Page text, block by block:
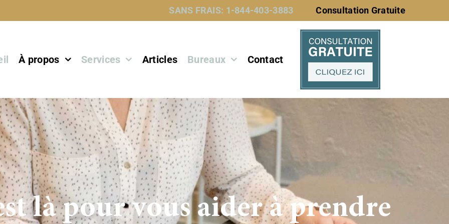
SANS FRAIS: 1-844-403-3883 Consultation Gratuite
À propos Services Articles Bureaux Contact
là pour vous aider à prendre